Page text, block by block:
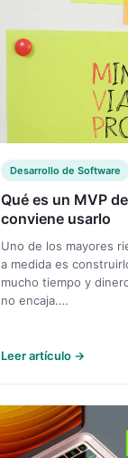
Desarrollo de Software
Qué es un MVP
conviene usarlo
Uno de los mayores
a medida es
mucho tiempo y
no encaja.…
Leer artículo →